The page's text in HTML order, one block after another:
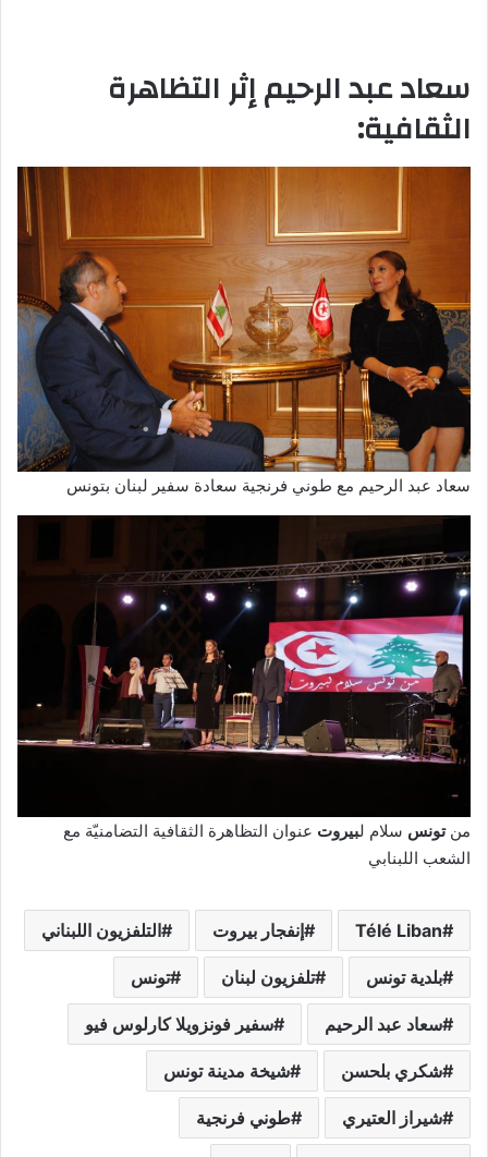
سعاد عبد الرحيم إثر التظاهرة
الثقافية:
سعاد عبد الرحيم مع طوني فرنجية سعادة سفير لبنان بتونس
منتونس سلام لبيروت عنوان التظاهرة الثقافية التضامنيّة مع
الشعب اللبنابي
Télé Liban إنفجار بيروت التلفزيون اللبناني
بلدية تونس تلفزيون لبنان‎ تونس
سعاد عبد الرحيم سفير فونزويلا كارلوس فيو
شكري بلحسن شيخة مدينة تونس
شيراز العتيري طوني فرنجية